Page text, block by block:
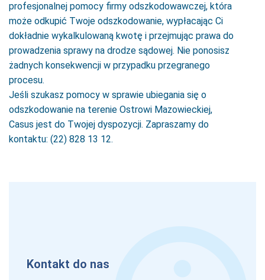
profesjonalnej pomocy firmy odszkodowawczej, która
może odkupić Twoje odszkodowanie, wypłacając Ci
dokładnie wykalkulowaną kwotę i przejmując prawa do
prowadzenia sprawy na drodze sądowej. Nie ponosisz
żadnych konsekwencji w przypadku przegranego
procesu.
Jeśli szukasz pomocy w sprawie ubiegania się o
odszkodowanie na terenie Ostrowi Mazowieckiej,
Casus jest do Twojej dyspozycji. Zapraszamy do
kontaktu: (22) 828 13 12.
Kontakt do nas